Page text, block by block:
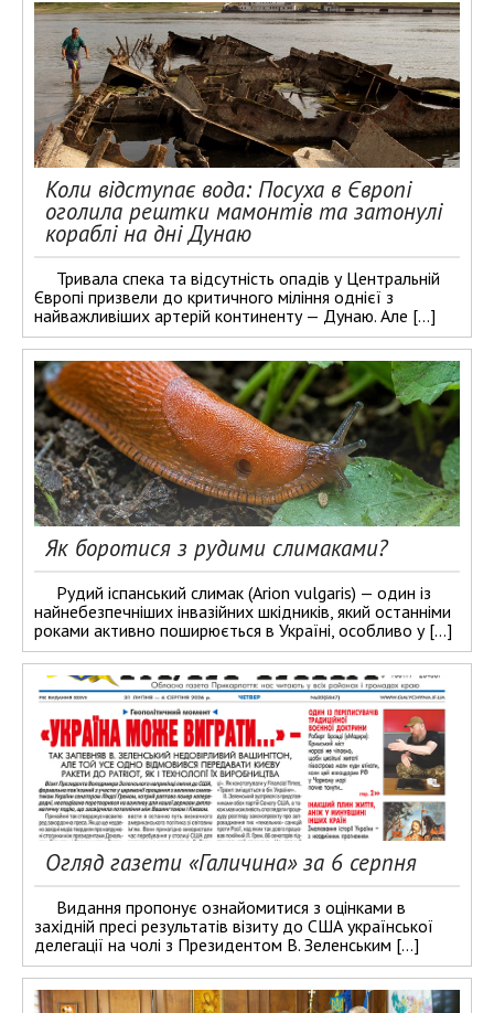
Коли відступає вода: Посуха в Європі
оголила рештки мамонтів та затонулі
кораблі на дні Дунаю
Тривала спека та відсутність опадів у Центральній
Європі призвели до критичного міління однієї з
найважливіших артерій континенту — Дунаю. Але […]
Як боротися з рудими слимаками?
Рудий іспанський слимак (Arion vulgaris) — один із
найнебезпечніших інвазійних шкідників, який останніми
роками активно поширюється в Україні, особливо у […]
Огляд газети «Галичина» за 6 серпня
Видання пропонує ознайомитися з оцінками в
західній пресі результатів візиту до США української
делегації на чолі з Президентом В. Зеленським […]